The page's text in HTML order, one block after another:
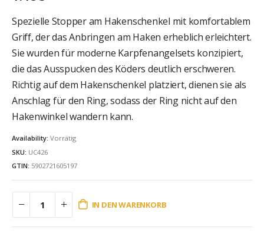
Spezielle Stopper am Hakenschenkel mit komfortablem
Griff, der das Anbringen am Haken erheblich erleichtert.
Sie wurden für moderne Karpfenangelsets konzipiert,
die das Ausspucken des Köders deutlich erschweren.
Richtig auf dem Hakenschenkel platziert, dienen sie als
Anschlag für den Ring, sodass der Ring nicht auf den
Hakenwinkel wandern kann.
Availability: Vorrätig
SKU: UC426
GTIN: 5902721605197
IN DEN WARENKORB